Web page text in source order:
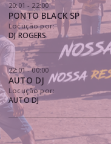
20:01 - 22:00
PONTO BLACK SP
Locução por:
DJ ROGERS
22:01 - 00:00
AUTO DJ
Locução por:
AUTO DJ